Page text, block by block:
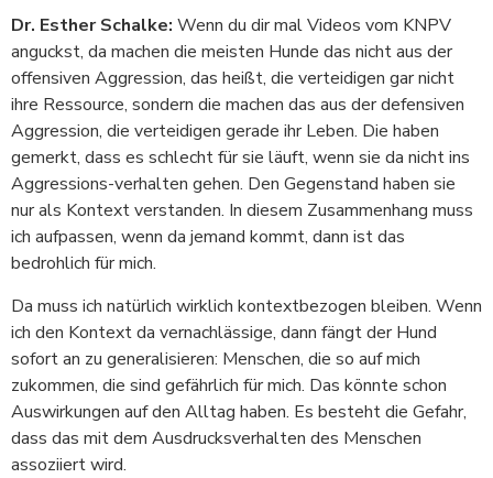
Dr. Esther Schalke: Wenn du dir mal Videos vom KNPV
anguckst, da machen die meisten Hunde das nicht aus der
offensiven Aggression, das heißt, die verteidigen gar nicht
ihre Ressource, sondern die machen das aus der defensiven
Aggression, die verteidigen gerade ihr Leben. Die haben
gemerkt, dass es schlecht für sie läuft, wenn sie da nicht ins
Aggressions-verhalten gehen. Den Gegenstand haben sie
nur als Kontext verstanden. In diesem Zusammenhang muss
ich aufpassen, wenn da jemand kommt, dann ist das
bedrohlich für mich.
Da muss ich natürlich wirklich kontextbezogen bleiben. Wenn
ich den Kontext da vernachlässige, dann fängt der Hund
sofort an zu generalisieren: Menschen, die so auf mich
zukommen, die sind gefährlich für mich. Das könnte schon
Auswirkungen auf den Alltag haben. Es besteht die Gefahr,
dass das mit dem Ausdrucksverhalten des Menschen
assoziiert wird.